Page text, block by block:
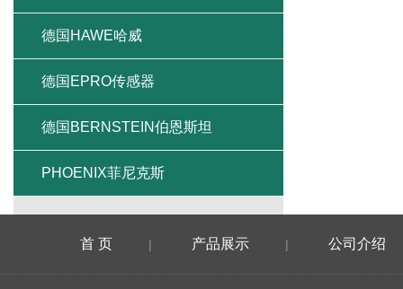
德国HAWE哈威
德国EPRO传感器
德国BERNSTEIN伯恩斯坦
PHOENIX菲尼克斯
首 页 | 产品展示 | 公司介绍